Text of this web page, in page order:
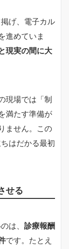
げ、電子カル
進めていま
現実の間に大
現場では「制
満たす準備が
ません。この
はだかる最初
せる
は、 診療報酬
です。たとえ